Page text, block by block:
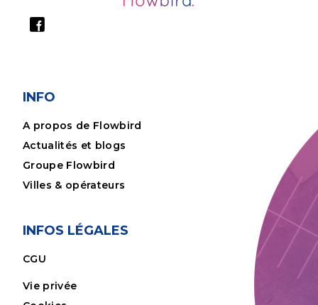
INFO
A propos de Flowbird
Actualités et blogs
Groupe Flowbird
Villes & opérateurs
INFOS LÉGALES
CGU
Vie privée